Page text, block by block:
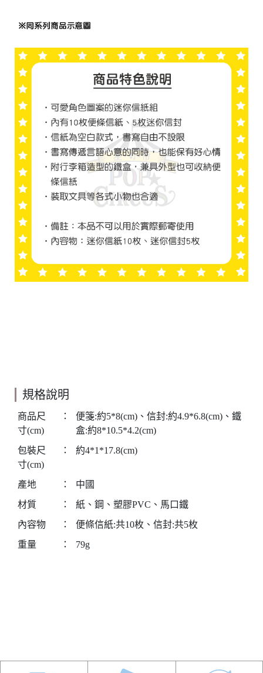
規格說明
商品尺
寸(cm)
：
便箋:約5*8(cm)、信封:約4.9*6.8(cm)、鐵
盒:約8*10.5*4.2(cm)
包裝尺
寸(cm)
： 約4*1*17.8(cm)
產地 ：
中國
材質
：
紙、鋼、塑膠PVC、馬口鐵
內容物
：
便條信紙:共10枚、信封:共5枚
重量
： 79g